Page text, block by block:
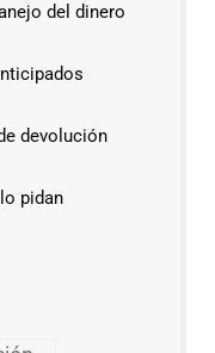
del dinero
devolución
pidan